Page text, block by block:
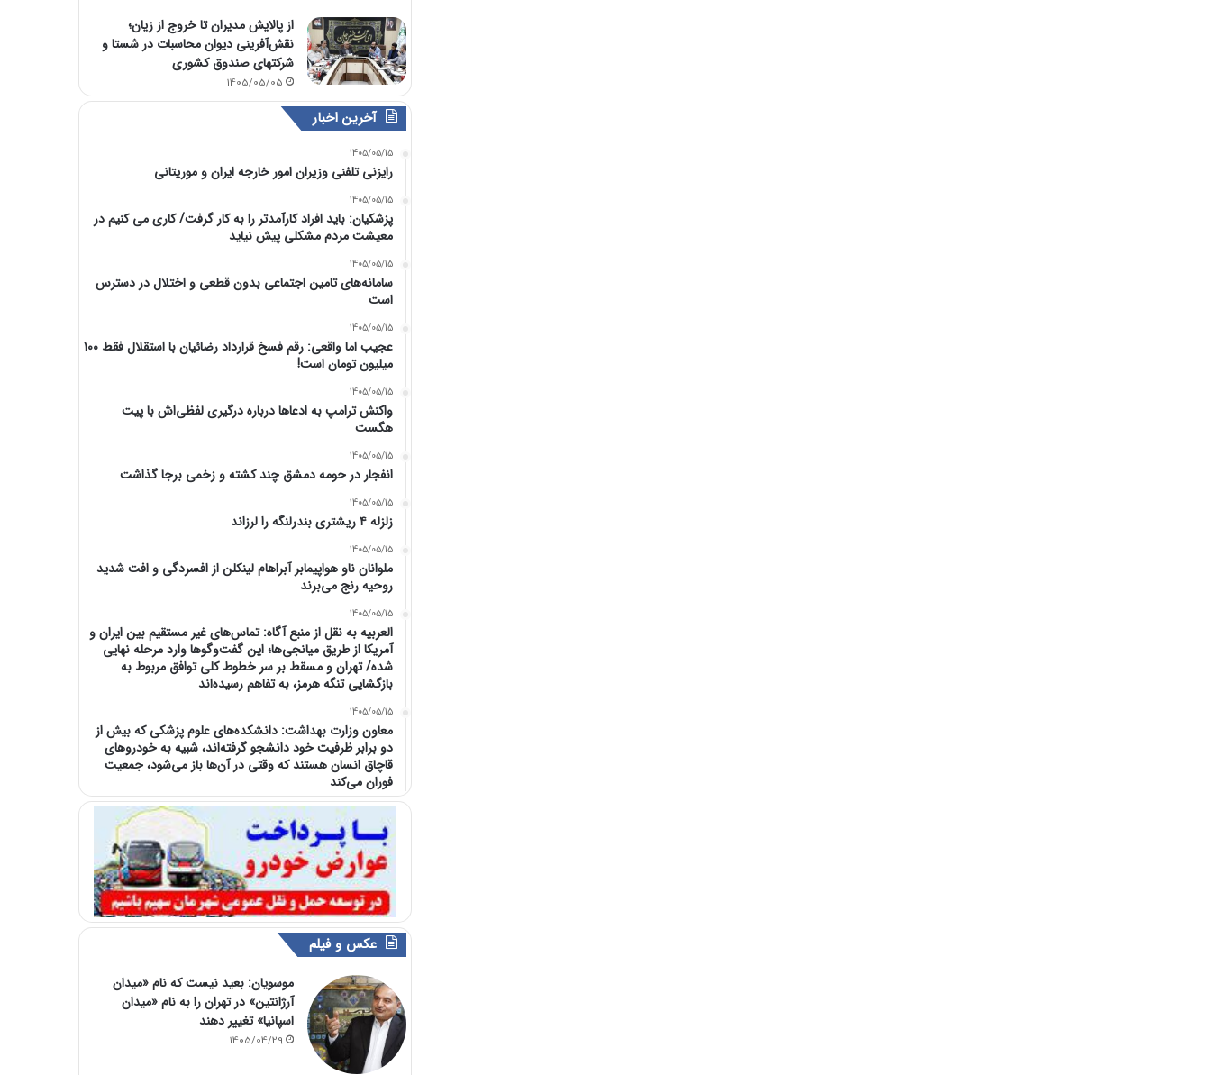
از پالایش مدیران تا خروج از زیان؛
نقش‌آفرینی دیوان محاسبات در شستا و
شرکتهای صندوق کشوری
1405/05/05
آخرین اخبار
1405/05/15
رایزنی تلفنی وزیران امور خارجه ایران و موریتانی
1405/05/15
پزشکیان: باید افراد کارآمدتر را به کار گرفت/ کاری می کنیم در
معیشت مردم مشکلی پیش نیاید
1405/05/15
سامانه‌های تامین اجتماعی بدون قطعی و اختلال در دسترس
است
1405/05/15
عجیب اما واقعی: رقم فسخ قرارداد رضائیان با استقلال فقط ۱۰۰
میلیون تومان است!
1405/05/15
واکنش ترامپ به ادعاها درباره درگیری لفظی‌اش با پیت
هگست
1405/05/15
انفجار در حومه دمشق چند کشته و زخمی برجا گذاشت
1405/05/15
زلزله ۴ ریشتری بندرلنگه را لرزاند
1405/05/15
ملوانان ناو هواپیمابر آبراهام لینکلن از افسردگی و افت شدید
روحیه رنج می‌برند
1405/05/15
العربیه به نقل از منبع آگاه: تماس‌های غیر مستقیم بین ایران و
آمریکا از طریق میانجی‌ها؛ این گفت‌و‌گو‌ها وارد مرحله نهایی
شده/ تهران و مسقط بر سر خطوط کلی توافق مربوط به
بازگشایی تنگه هرمز، به تفاهم رسیده‌اند
1405/05/15
معاون وزارت بهداشت: دانشکده‌های علوم پزشکی که بیش از
دو برابر ظرفیت خود دانشجو گرفته‌اند، شبیه به خودرو‌های
قاچاق انسان هستند که وقتی در آن‌ها باز می‌شود، جمعیت
فوران می‌کند
عکس و فیلم
موسویان: بعید نیست که نام «میدان
آرژانتین» در تهران را به نام «میدان
اسپانیا» تغییر دهند
1405/04/29